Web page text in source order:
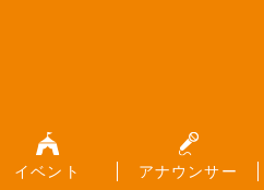
イベント アナウンサー